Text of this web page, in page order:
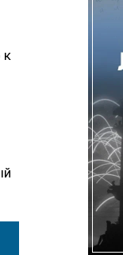
к